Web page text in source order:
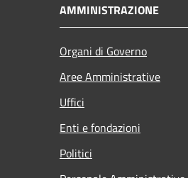
AMMINISTRAZIONE
Organi di Governo
Aree Amministrative
Uffici
Enti e fondazioni
Politici